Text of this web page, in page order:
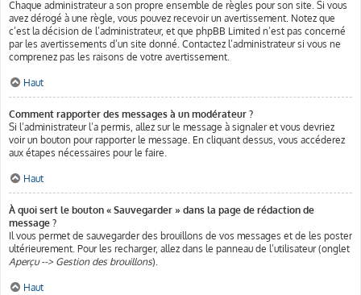
Chaque administrateur a son propre ensemble de règles pour son site. Si vous
avez dérogé à une règle, vous pouvez recevoir un avertissement. Notez que
c’est la décision de l’administrateur, et que phpBB Limited n’est pas concerné
par les avertissements d’un site donné. Contactez l’administrateur si vous ne
comprenez pas les raisons de votre avertissement.
Haut
Comment rapporter des messages à un modérateur ?
Si l’administrateur l’a permis, allez sur le message à signaler et vous devriez
voir un bouton pour rapporter le message. En cliquant dessus, vous accéderez
aux étapes nécessaires pour le faire.
Haut
À quoi sert le bouton « Sauvegarder » dans la page de rédaction de
message ?
Il vous permet de sauvegarder des brouillons de vos messages et de les poster
ultérieurement. Pour les recharger, allez dans le panneau de l’utilisateur (onglet
Aperçu --> Gestion des brouillons).
Haut